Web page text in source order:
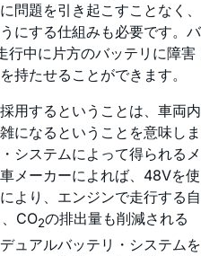
問題を引き起こすことなく、
にする仕組みも必要です。バ
行中に片方のバッテリに障害
持たせることができます。
用するということは、車両内
になるということを意味しま
システムによって得られるメ
メーカーによれば、48Vを使
より、エンジンで走行する自
CO2の排出量も削減される
ュアルバッテリ・システムを